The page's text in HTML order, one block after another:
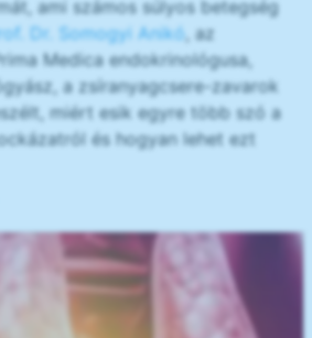
ami számos súlyos betegség
Dr. Somogyi Anikó, az
Medica endokrinológusa,
a zsíranyagcsere-zavarok
miért esik egyre több szó a
és hogyan lehet ezt